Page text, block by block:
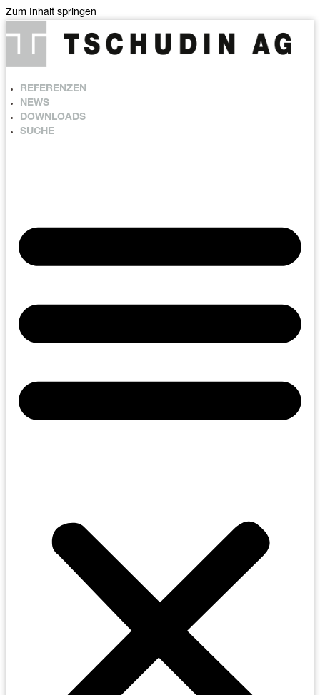
Zum Inhalt springen
REFERENZEN
NEWS
DOWNLOADS
SUCHE